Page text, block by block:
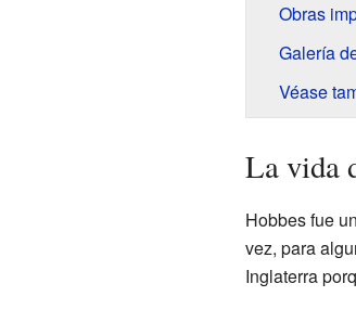
Obras
Galería
Véase
La vida
Hobbes fue
vez, para
Inglaterra